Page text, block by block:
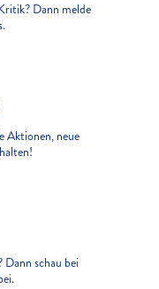
Dann melde
Aktionen, neue
schau bei